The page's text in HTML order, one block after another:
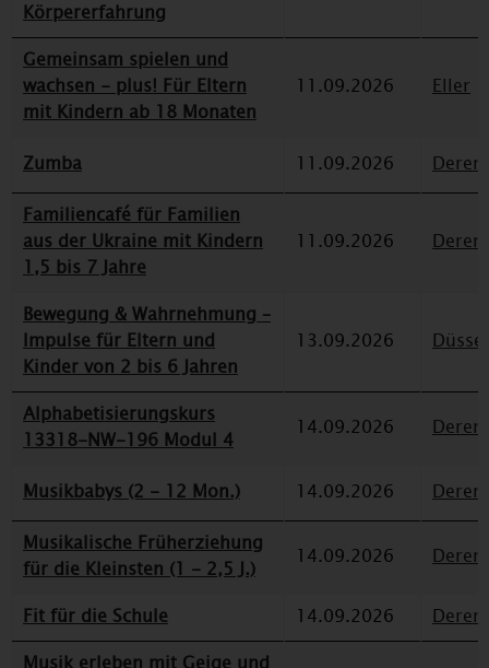
Körpererfahrung
Gemeinsam spielen und
wachsen - plus! Für Eltern
mit Kindern ab 18 Monaten
11.09.2026 Eller
Zumba 11.09.2026
Familiencafé für Familien
aus der Ukraine mit Kindern
1,5 bis 7 Jahre
11.09.2026
Bewegung & Wahrnehmung –
Impulse für Eltern und
Kinder von 2 bis 6 Jahren
13.09.2026
Alphabetisierungskurs
13318-NW-196 Modul 4
14.09.2026
Musikbabys (2 - 12 Mon.) 14.09.2026
Musikalische Früherziehung
für die Kleinsten (1 - 2,5 J.)
14.09.2026
Fit für die Schule 14.09.2026